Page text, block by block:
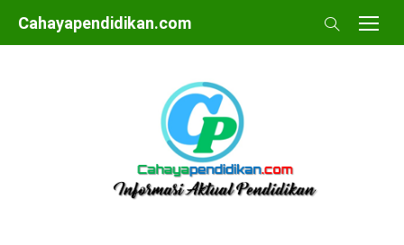
Skip
to
Cahayapendidikan.com